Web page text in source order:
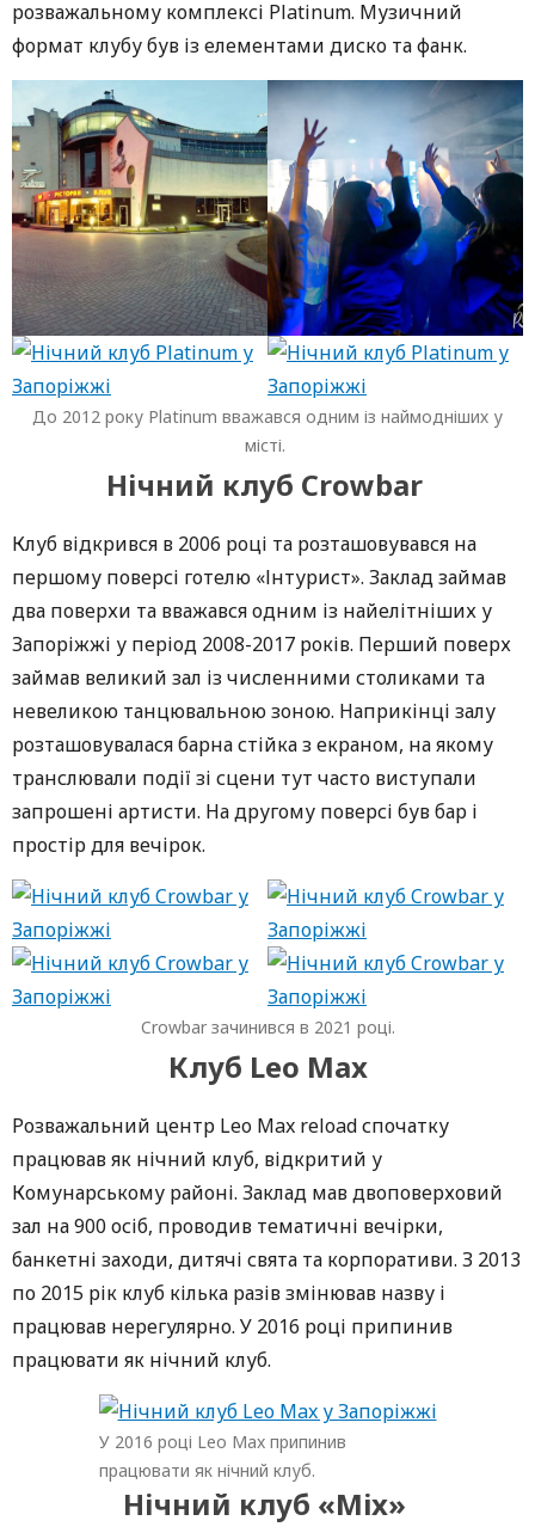
розважальному комплексі Platinum. Музичний
формат клубу був із елементами диско та фанк.
До 2012 року Platinum вважався одним із наймодніших у
місті.
Нічний клуб Crowbar
Клуб відкрився в 2006 році та розташовувався на
першому поверсі готелю «Інтурист». Заклад займав
два поверхи та вважався одним із найелітніших у
Запоріжжі у період 2008-2017 років. Перший поверх
займав великий зал із численними столиками та
невеликою танцювальною зоною. Наприкінці залу
розташовувалася барна стійка з екраном, на якому
транслювали події зі сцени тут часто виступали
запрошені артисти. На другому поверсі був бар і
простір для вечірок.
Crowbar зачинився в 2021 році.
Клуб Leo Max
Розважальний центр Leo Max reload спочатку
працював як нічний клуб, відкритий у
Комунарському районі. Заклад мав двоповерховий
зал на 900 осіб, проводив тематичні вечірки,
банкетні заходи, дитячі свята та корпоративи. З 2013
по 2015 рік клуб кілька разів змінював назву і
працював нерегулярно. У 2016 році припинив
працювати як нічний клуб.
У 2016 році Leo Max припинив
працювати як нічний клуб.
Нічний клуб «Mix»